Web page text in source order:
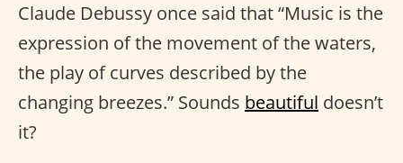
Claude Debussy once said that “Music is the
expression of the movement of the waters,
the play of curves described by the
changing breezes.” Sounds beautiful doesn’t
it?